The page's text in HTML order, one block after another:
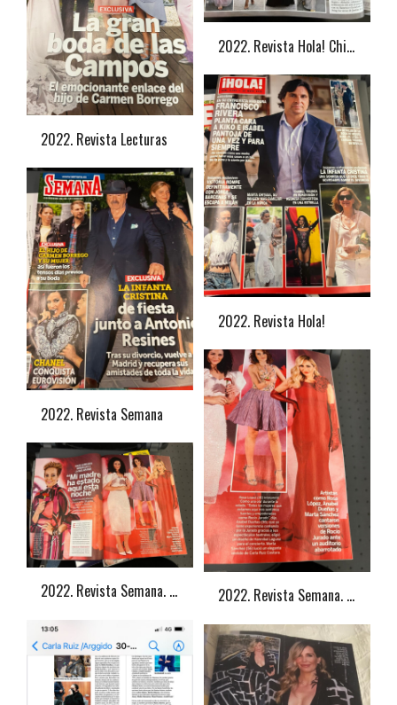
2022. Revista Hola! Chiquin Figueroa
2022. Revista Lecturas
2022. Revista Hola!
2022. Revista Semana
2022. Revista Semana. Marta Sánchez
2022. Revista Semana. Marta Sánchez